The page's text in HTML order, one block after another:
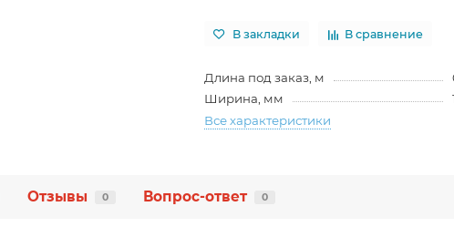
В закладки В сравнение
Длина под заказ, м
Ширина, мм
Все характеристики
Отзывы 0 Вопрос-ответ 0